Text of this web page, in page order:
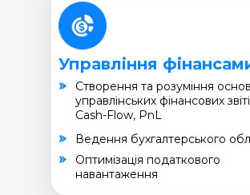
Управління
Cтворення та розуміння
управлінських фінансових
Cash-Flow, PnL
Ведення бухгалтерського
Оптимізація податкового
навантаження